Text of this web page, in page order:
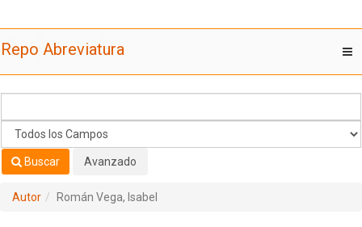
Repo Abreviatura
Buscar Avanzado
Autor Román Vega, Isabel